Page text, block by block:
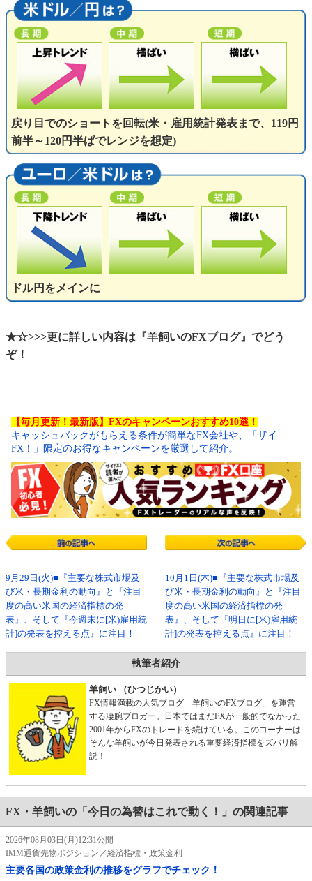
戻り目でのショートを回転(米・雇用統計発表まで、119円
前半～120円半ばでレンジを想定)
ドル円をメインに
★☆>>>更に詳しい内容は『羊飼いのFXブログ』でどう
ぞ！
【毎月更新！最新版】FXのキャンペーンおすすめ10選！
キャッシュバックがもらえる条件が簡単なFX会社や、「ザイ
FX！」限定のお得なキャンペーンを厳選して紹介。
9月29日(火)■『主要な株式市場及
び米・長期金利の動向』と『注目
度の高い米国の経済指標の発
表』、そして『今週末に[米)雇用統
計]の発表を控える点』に注目！
10月1日(木)■『主要な株式市場及
び米・長期金利の動向』と『注目
度の高い米国の経済指標の発
表』、そして『明日に[米)雇用統
計]の発表を控える点』に注目！
執筆者紹介
羊飼い （ひつじかい）
FX情報満載の人気ブログ「羊飼いのFXブログ」を運営
する凄腕ブロガー。日本ではまだFXが一般的でなかった
2001年からFXのトレードを続けている。このコーナーは
そんな羊飼いが今日発表される重要経済指標をズバリ解
説！
FX・羊飼いの「今日の為替はこれで動く！」の関連記事
2026年08月03日(月)12:31公開
IMM通貨先物ポジション／経済指標・政策金利
主要各国の政策金利の推移をグラフでチェック！